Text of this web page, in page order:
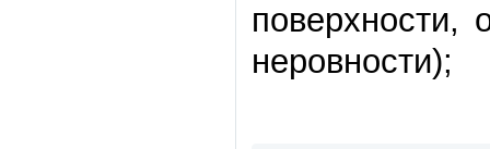
поверхности,
неровности);